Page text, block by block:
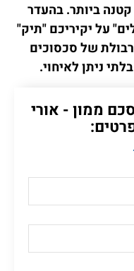
ביותר. בהעדר
על יקיריכם "תיק"
של סכסוכים
ניתן לאיחוי.
ממון - אורי